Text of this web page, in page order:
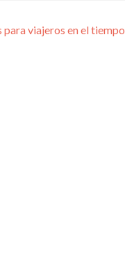
para viajeros en el tiempo